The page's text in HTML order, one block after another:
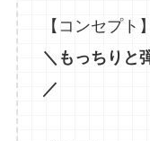
【コンセプト】
＼もっちりと
／